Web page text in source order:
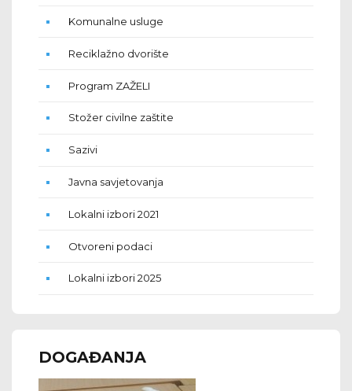
Komunalne usluge
Reciklažno dvorište
Program ZAŽELI
Stožer civilne zaštite
Sazivi
Javna savjetovanja
Lokalni izbori 2021
Otvoreni podaci
Lokalni izbori 2025
DOGAĐANJA